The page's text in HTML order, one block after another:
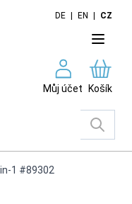
DE EN CZ
Můj účet Košík
1 #89302